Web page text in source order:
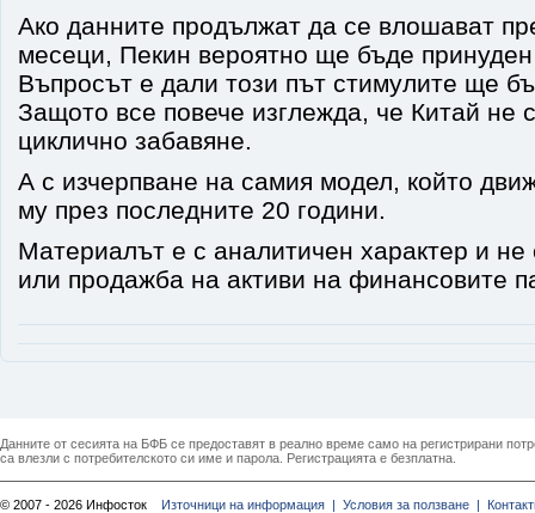
Ако данните продължат да се влошават
месеци, Пекин вероятно ще бъде
Въпросът е дали този път стимулите ще
Защото все повече изглежда, че Китай не
циклично забавяне.
А с изчерпване на самия модел, който
му през последните 20 години.
Материалът е с аналитичен характер и не
или продажба на активи на финансовите
Данните от сесията на БФБ се предоставят в реално време само на регистрирани
са влезли с потребителското си име и парола. Регистрацията е безплатна.
© 2007 - 2026 Инфосток Източници на информация | Условия за ползване |